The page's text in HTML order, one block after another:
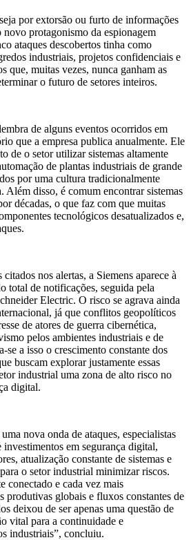
por extorsão ou furto de informações
novo protagonismo da espionagem
ataques descobertos tinha como
industriais, projetos confidenciais e
que, muitas vezes, nunca ganham as
o futuro de setores inteiros.
de alguns eventos ocorridos em
que a empresa publica anualmente. Ele
de o setor utilizar sistemas altamente
de plantas industriais de grande
por uma cultura tradicionalmente
Além disso, é comum encontrar sistemas
décadas, o que faz com que muitas
tecnológicos desatualizados e,
nos alertas, a Siemens aparece à
total de notificações, seguida pela
Electric. O risco se agrava ainda
já que conflitos geopolíticos
de atores de guerra cibernética,
pelos ambientes industriais e de
se a isso o crescimento constante dos
buscam explorar justamente essas
industrial uma zona de alto risco no
digital.
nova onda de ataques, especialistas
investimentos em segurança digital,
atualização constante de sistemas e
o setor industrial minimizar riscos.
conectado e cada vez mais
produtivas globais e fluxos constantes de
deixou de ser apenas uma questão de
vital para a continuidade e
industriais”, concluiu.